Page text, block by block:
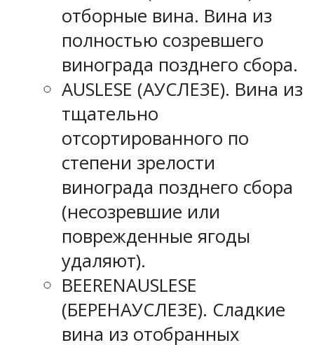
отборные вина. Вина из
полностью созревшего
винограда позднего сбора.
AUSLESE (АУСЛЕЗЕ). Вина из
тщательно
отсортированного по
степени зрелости
винограда позднего сбора
(несозревшие или
поврежденные ягоды
удаляют).
BEERENAUSLESE
(БЕРЕНАУСЛЕЗЕ). Сладкие
вина из отобранных